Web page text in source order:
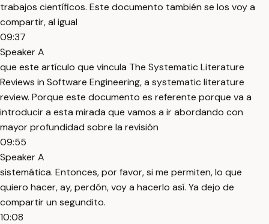
trabajos científicos. Este documento también se los voy a
compartir, al igual
09:37
Speaker A
que este artículo que vincula The Systematic Literature
Reviews in Software Engineering, a systematic literature
review. Porque este documento es referente porque va a
introducir a esta mirada que vamos a ir abordando con
mayor profundidad sobre la revisión
09:55
Speaker A
sistemática. Entonces, por favor, si me permiten, lo que
quiero hacer, ay, perdón, voy a hacerlo así. Ya dejo de
compartir un segundito.
10:08